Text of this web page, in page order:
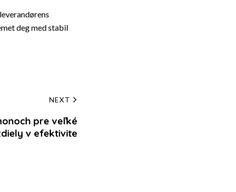
deg med stabil
NEXT
pre veľké
v efektivite